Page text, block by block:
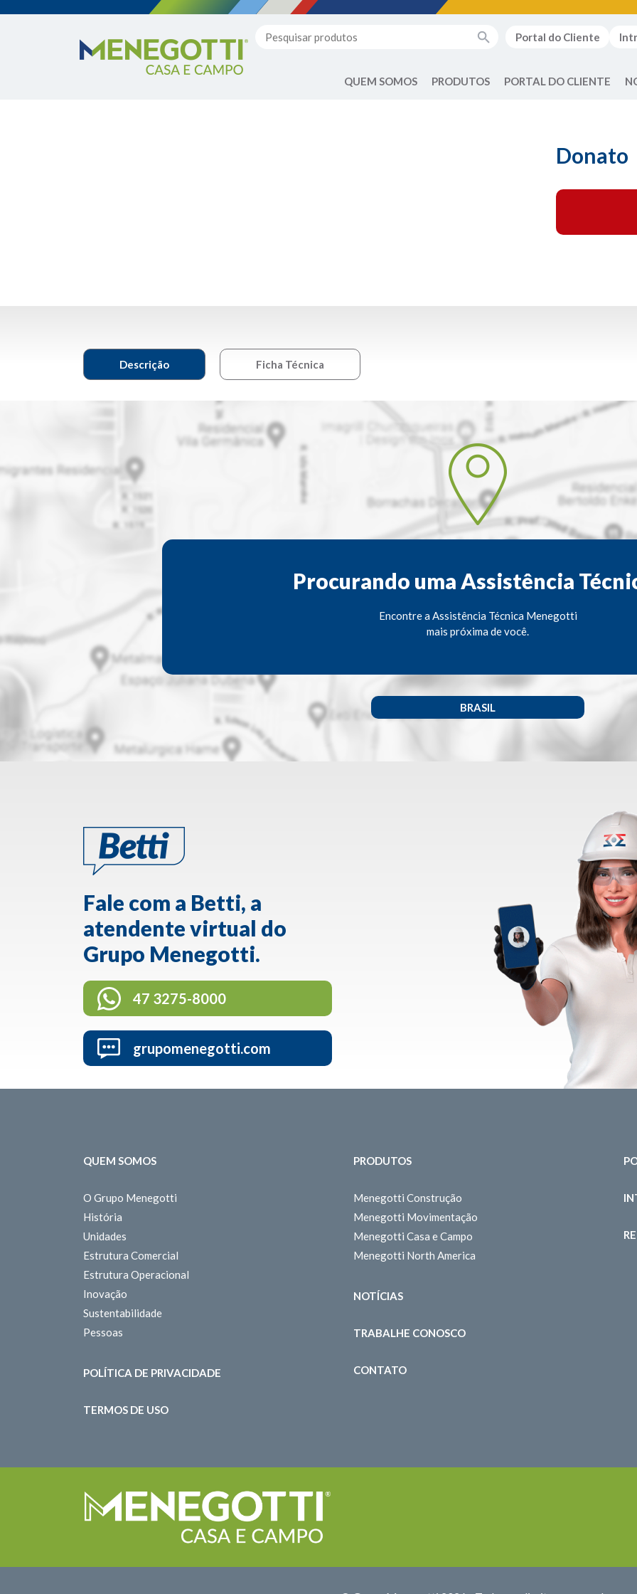
Portal do Cliente
QUEM SOMOS PRODUTOS PORTAL DO CLIENTE
Donato
Descrição Ficha Técnica
Procurando uma Assistência
Encontre a Assistência Técnica Menegotti
mais próxima de você.
BRASIL
Fale com a Betti, a
atendente virtual do
Grupo Menegotti.
47 3275-8000
grupomenegotti.com
QUEM SOMOS
O Grupo Menegotti
História
Unidades
Estrutura Comercial
Estrutura Operacional
Inovação
Sustentabilidade
Pessoas
POLÍTICA DE PRIVACIDADE
TERMOS DE USO
PRODUTOS
Menegotti Construção
Menegotti Movimentação
Menegotti Casa e Campo
Menegotti North America
NOTÍCIAS
TRABALHE CONOSCO
CONTATO